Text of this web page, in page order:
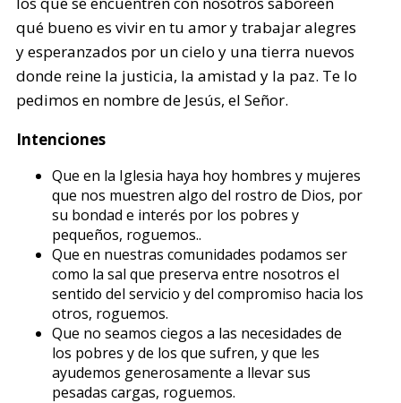
qué bueno es vivir en tu amor y trabajar alegres
y esperanzados por un cielo y una tierra nuevos
donde reine la justicia, la amistad y la paz. Te lo
pedimos en nombre de Jesús, el Señor.
Intenciones
Que en la Iglesia haya hoy hombres y mujeres
que nos muestren algo del rostro de Dios, por
su bondad e interés por los pobres y
pequeños, roguemos..
Que en nuestras comunidades podamos ser
como la sal que preserva entre nosotros el
sentido del servicio y del compromiso hacia los
otros, roguemos.
Que no seamos ciegos a las necesidades de
los pobres y de los que sufren, y que les
ayudemos generosamente a llevar sus
pesadas cargas, roguemos.